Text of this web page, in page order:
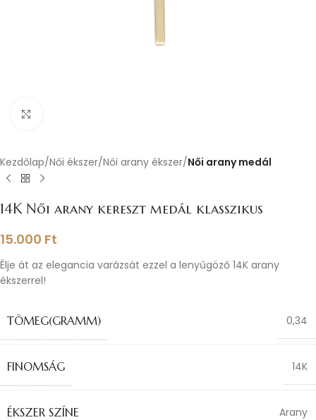
Kezdőlap Női ékszer Női arany ékszer Női arany medál
14K Női arany kereszt medál klasszikus
15.000 Ft
Élje át az elegancia varázsát ezzel a lenyűgöző 14K arany
ékszerrel!
TÖMEG(GRAMM) 0,34
FINOMSÁG 14K
ÉKSZER SZÍNE Arany